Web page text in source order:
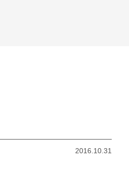
2016.10.31